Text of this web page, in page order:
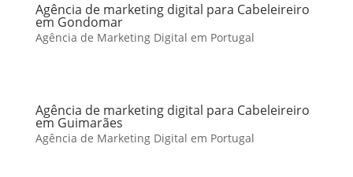
Agência de marketing digital para Cabeleireiro
em Gondomar
Agência de Marketing Digital em Portugal
Agência de marketing digital para Cabeleireiro
em Guimarães
Agência de Marketing Digital em Portugal